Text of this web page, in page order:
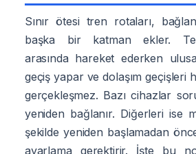
Sınır ötesi tren rotaları,
başka bir katman ekler.
arasında hareket ederken
geçiş yapar ve dolaşım geçişleri
gerçekleşmez. Bazı cihazlar
yeniden bağlanır. Diğerleri ise
şekilde yeniden başlamadan
ayarlama gerektirir. İşte bu